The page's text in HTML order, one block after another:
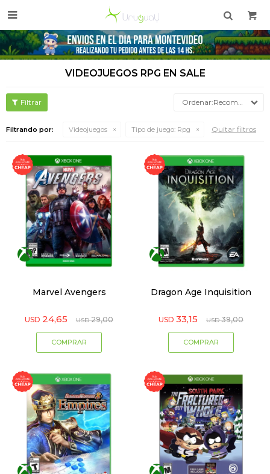

VIDEOJUEGOS RPG EN SALE
Recomendados
Filtrando por: Videojuegos Tipo de juego: Rpg Quitar filtros
Marvel Avengers
USD 24,65 USD 29,00
Dragon Age Inquisition
USD 33,15 USD 39,00